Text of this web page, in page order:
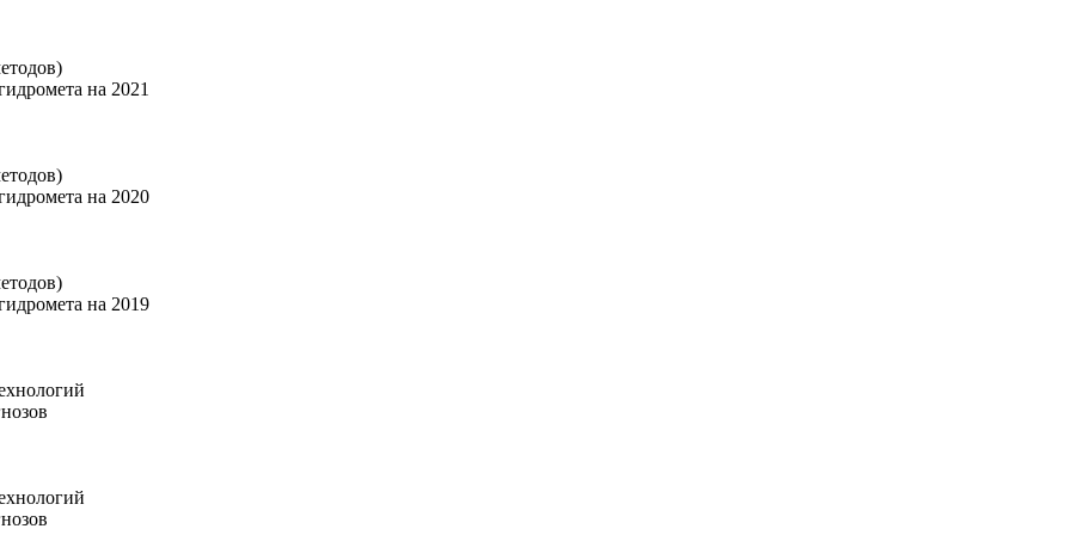
на 2021
на 2020
на 2019